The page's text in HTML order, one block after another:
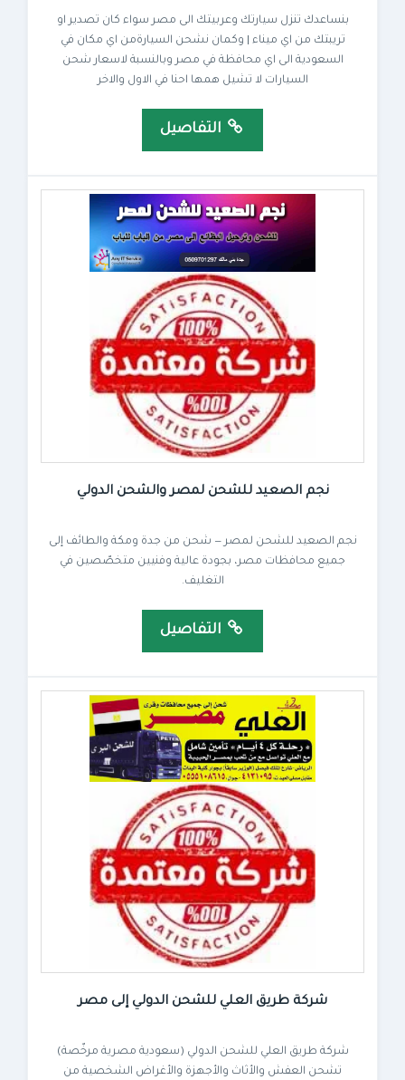
بنساعدك تنزل سيارتك وعربيتك الى مصر سواء كان تصدير او
تريبتك من اي ميناء | وكمان نشحن السيارةمن اي مكان في
السعودية الى اي محافظة في مصر وبالنسبة لاسعار شحن
السيارات لا تشيل همها احنا في الاول والاخر
التفاصيل
نجم الصعيد للشحن لمصر والشحن الدولي
نجم الصعيد للشحن لمصر — شحن من جدة ومكة والطائف إلى
جميع محافظات مصر، بجودة عالية وفنيين متخصّصين في
التغليف.
التفاصيل
شركة طريق العلي للشحن الدولي إلى مصر
شركة طريق العلي للشحن الدولي (سعودية مصرية مرخّصة)
تشحن العفش والأثاث والأجهزة والأغراض الشخصية من